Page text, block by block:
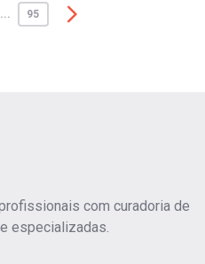
... 95
com curadoria de
especializadas.